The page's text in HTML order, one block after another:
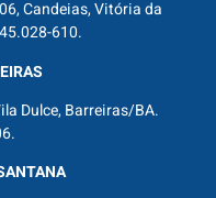
Candeias, Vitória da
610.
Dulce, Barreiras/BA.